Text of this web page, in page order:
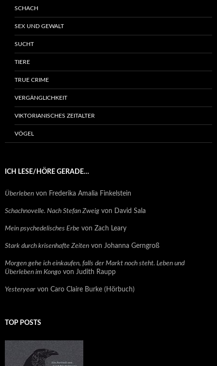
SCHACH
SEX UND GEWALT
SUCHT
TIERE
TRUE CRIME
VERGÄNGLICHKEIT
VIKTORIANISCHES ZEITALTER
VÖGEL
ICH LESE/HÖRE GERADE…
Überleben von Frederika Amalia Finkelstein
Schachnovelle. Nach Stefan Zweig von David Sala
Mein psychedelisches Erbe von Zach Leary
Stark durch krisenhafte Zeiten von Johanna Gerngroß
Morgen gehe ich einkaufen, falls der Markt noch steht. Leben und
Überleben im Kongo von Judith Raupp
Yesteryear von Caro Claire Burke (Hörbuch)
TOP POSTS